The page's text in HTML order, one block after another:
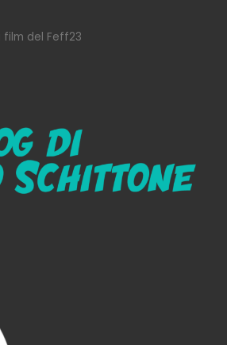
film del Feff23